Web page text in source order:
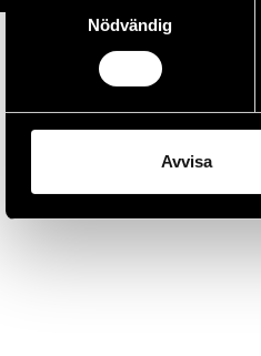
Nödvändig
Avvisa